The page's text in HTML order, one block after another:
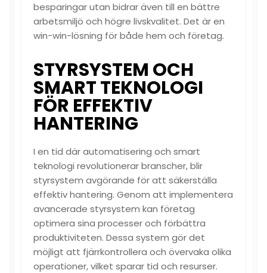
besparingar utan bidrar även till en bättre
arbetsmiljö och högre livskvalitet. Det är en
win-win-lösning för både hem och företag.
STYRSYSTEM OCH
SMART TEKNOLOGI
FÖR EFFEKTIV
HANTERING
I en tid där automatisering och smart
teknologi revolutionerar branscher, blir
styrsystem avgörande för att säkerställa
effektiv hantering. Genom att implementera
avancerade styrsystem kan företag
optimera sina processer och förbättra
produktiviteten. Dessa system gör det
möjligt att fjärrkontrollera och övervaka olika
operationer, vilket sparar tid och resurser.